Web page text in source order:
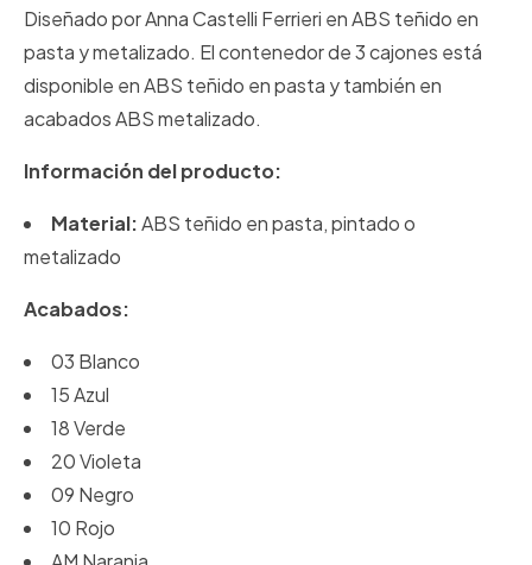
Diseñado por Anna Castelli Ferrieri en ABS teñido en
pasta y metalizado. El contenedor de 3 cajones está
disponible en ABS teñido en pasta y también en
acabados ABS metalizado.
Información del producto:
Material:ABS teñido en pasta, pintado o
metalizado
Acabados:
03 Blanco
15 Azul
18 Verde
20 Violeta
09 Negro
10 Rojo